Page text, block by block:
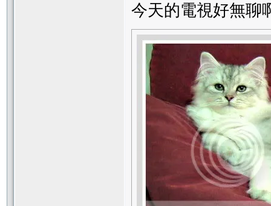
今天的電視好無